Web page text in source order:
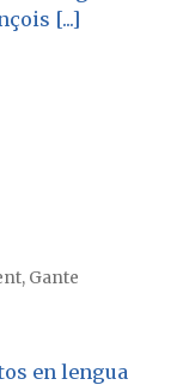
[...]
Gante
en lengua